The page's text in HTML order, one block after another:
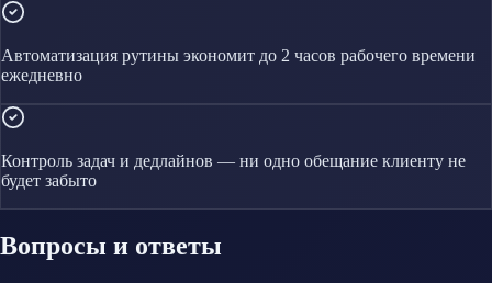
Автоматизация рутины экономит до 2 часов рабочего времени
ежедневно
Контроль задач и дедлайнов — ни одно обещание клиенту не
будет забыто
Вопросы и ответы